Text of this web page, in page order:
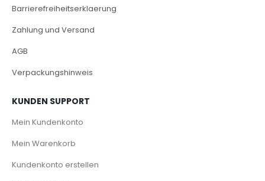
Barrierefreiheitserklaerung
Zahlung und Versand
AGB
Verpackungshinweis
KUNDEN SUPPORT
Mein Kundenkonto
Mein Warenkorb
Kundenkonto erstellen